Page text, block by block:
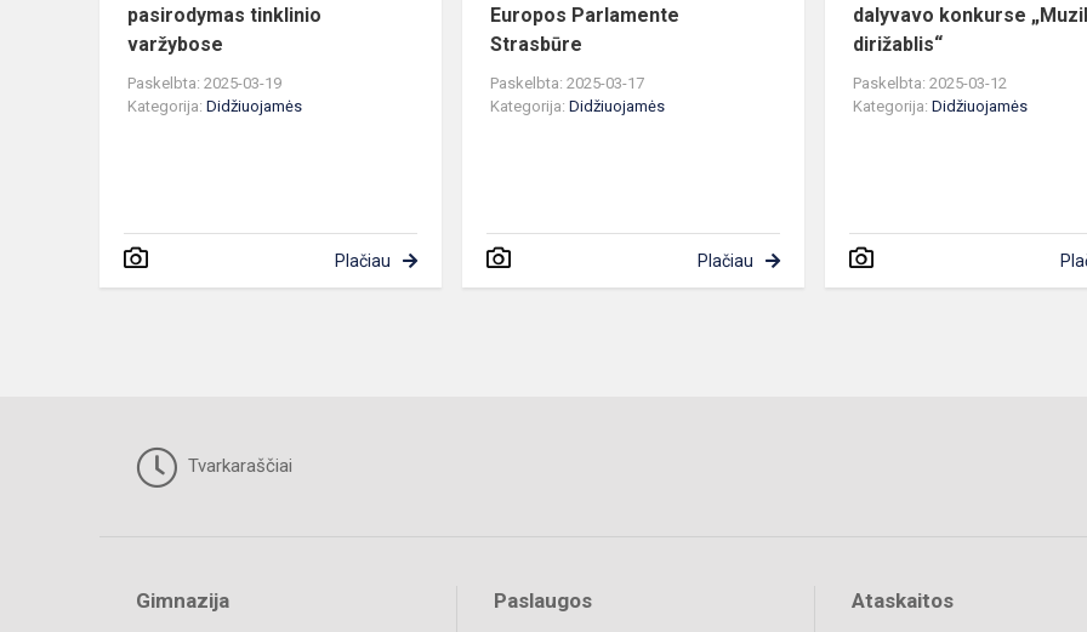
pasirodymas tinklinio
varžybose
Paskelbta: 2025-03-19
Kategorija: Didžiuojamės
Plačiau
Europos Parlamente
Strasbūre
Paskelbta: 2025-03-17
Kategorija:Didžiuojamės
Plačiau
dalyvavo konkurse
dirižablis“
Paskelbta: 2025-03-12
Kategorija:Didžiuojamės
Tvarkaraščiai
Gimnazija Paslaugos Ataskaitos